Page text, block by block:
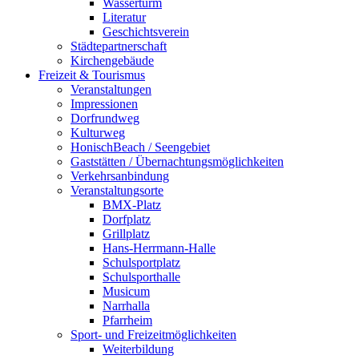
Wasserturm
Literatur
Geschichtsverein
Städtepartnerschaft
Kirchengebäude
Freizeit & Tourismus
Veranstaltungen
Impressionen
Dorfrundweg
Kulturweg
HonischBeach / Seengebiet
Gaststätten / Übernachtungsmöglichkeiten
Verkehrsanbindung
Veranstaltungsorte
BMX-Platz
Dorfplatz
Grillplatz
Hans-Herrmann-Halle
Schulsportplatz
Schulsporthalle
Musicum
Narrhalla
Pfarrheim
Sport- und Freizeitmöglichkeiten
Weiterbildung